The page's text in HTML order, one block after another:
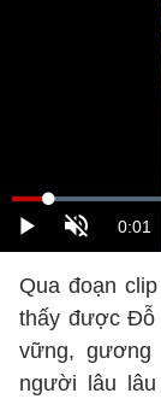
Qua đoạn
thấy được Đỗ
vững, gương
người lâu